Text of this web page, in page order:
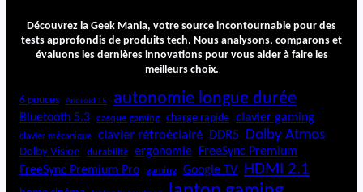
Découvrez la Geek Mania, votre source incontournable pour des
tests approfondis de produits tech. Nous analysons, comparons et
évaluons les dernières innovations pour vous aider à faire les
meilleurs choix.
6 pouces Android 15 autonomie longue durée
Bluetooth 5.3 casque gaming charge rapide clavier gaming
clavier mécanique clavier rétroéclairé DDR5 Dolby Atmos
Dolby Vision durabilité ergonomie
FreeSync Premium
FreeSync Premium Pro
gaming Google TV HDMI 2.1